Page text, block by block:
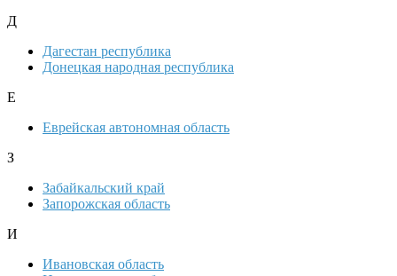
Д
Дагестан республика
Донецкая народная республика
Е
Еврейская автономная область
З
Забайкальский край
Запорожская область
И
Ивановская область